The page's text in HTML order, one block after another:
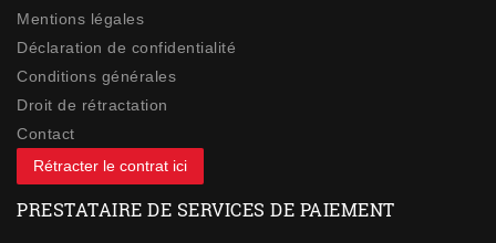
Mentions légales
Déclaration de confidentialité
Conditions générales
Droit de rétractation
Contact
Rétracter le contrat ici
PRESTATAIRE DE SERVICES DE PAIEMENT